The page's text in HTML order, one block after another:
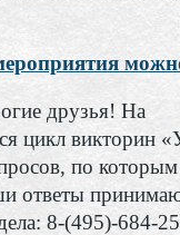
друзья! На
цикл викторин
по
ответы
8-(495)-684-